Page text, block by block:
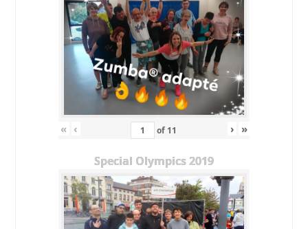
« ‹ of 11 › »
Special Olympics 2019